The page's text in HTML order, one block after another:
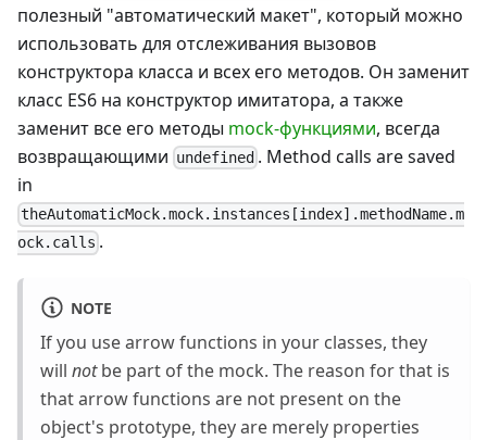
полезный "автоматический макет", который можно
использовать для отслеживания вызовов
конструктора класса и всех его методов. Он заменит
класс ES6 на конструктор имитатора, а также
заменит все его методы mock-функциями, всегда
возвращающими undefined . Method calls are saved
in
theAutomaticMock.mock.instances[index].methodName.m
ock.calls .
NOTE
If you use arrow functions in your classes, they
will notbe part of the mock. The reason for that is
that arrow functions are not present on the
object's prototype, they are merely properties